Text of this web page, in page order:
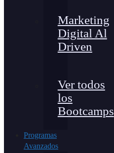
Marketing
Digital Al
Driven
Ver todos
los
Bootcamps
Programas
Avanzados